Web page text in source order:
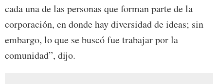
cada una de las personas que forman parte de la
corporación, en donde hay diversidad de ideas; sin
embargo, lo que se buscó fue trabajar por la
comunidad”, dijo.